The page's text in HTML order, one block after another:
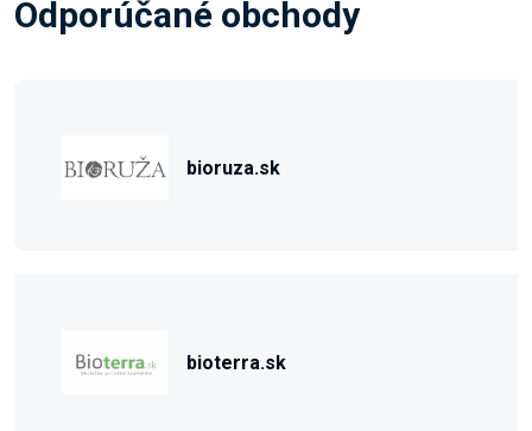
Odporúčané obchody
bioruza.sk
bioterra.sk